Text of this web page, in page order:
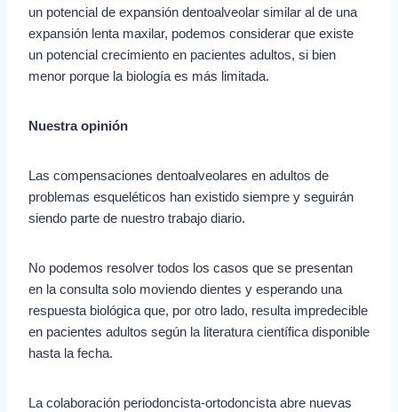
un potencial de expansión dentoalveolar similar al de una
expansión lenta maxilar, podemos considerar que existe
un potencial crecimiento en pacientes adultos, si bien
menor porque la biología es más limitada.
Nuestra opinión
Las compensaciones dentoalveolares en adultos de
problemas esqueléticos han existido siempre y seguirán
siendo parte de nuestro trabajo diario.
No podemos resolver todos los casos que se presentan
en la consulta solo moviendo dientes y esperando una
respuesta biológica que, por otro lado, resulta impredecible
en pacientes adultos según la literatura científica disponible
hasta la fecha.
La colaboración periodoncista-ortodoncista abre nuevas